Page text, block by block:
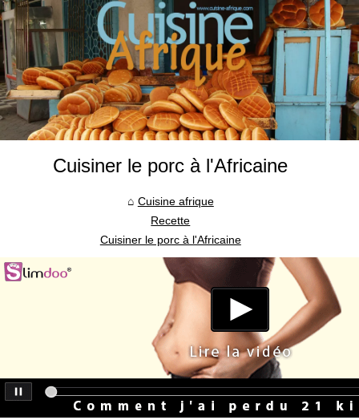
Cuisiner le porc à l'Africaine
Cuisine afrique
Recette
Cuisiner le porc à l'Africaine